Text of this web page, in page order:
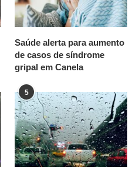
Saúde alerta para aumento
de casos de síndrome
gripal em Canela
5